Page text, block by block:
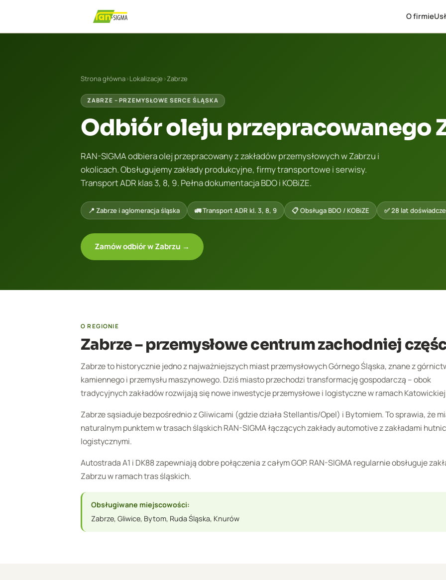
O firmie
Strona główna›Lokalizacje ›Zabrze
ZABRZE – PRZEMYSŁOWE SERCE ŚLĄSKA
Odbiór oleju przepracowanego
RAN-SIGMA odbiera olej przepracowany z zakładów przemysłowych w Zabrzu i
okolicach. Obsługujemy zakłady produkcyjne, firmy transportowe i serwisy.
Transport ADR klas 3, 8, 9. Pełna dokumentacja BDO i KOBiZE.
📍 Zabrze i aglomeracja śląska 🚛 Transport ADR kl. 3, 8, 9 📋 Obsługa BDO / KOBiZE ✅ 28 lat
Zamów odbiór w Zabrzu →
O REGIONIE
Zabrze – przemysłowe centrum zachodniej
Zabrze to historycznie jedno z najważniejszych miast przemysłowych Górnego Śląska, znane z
kamiennego i przemysłu maszynowego. Dziś miasto przechodzi transformację gospodarczą – obok
tradycyjnych zakładów rozwijają się nowe inwestycje przemysłowe i logistyczne w ramach Katowickiej
Zabrze sąsiaduje bezpośrednio z Gliwicami (gdzie działa Stellantis/Opel) i Bytomiem. To sprawia, że
naturalnym punktem w trasach śląskich RAN-SIGMA łączących zakłady automotive z zakładami
logistycznymi.
Autostrada A1 i DK88 zapewniają dobre połączenia z całym GOP. RAN-SIGMA regularnie obsługuje
Zabrzu w ramach tras śląskich.
Obsługiwane miejscowości:
Zabrze, Gliwice, Bytom, Ruda Śląska, Knurów